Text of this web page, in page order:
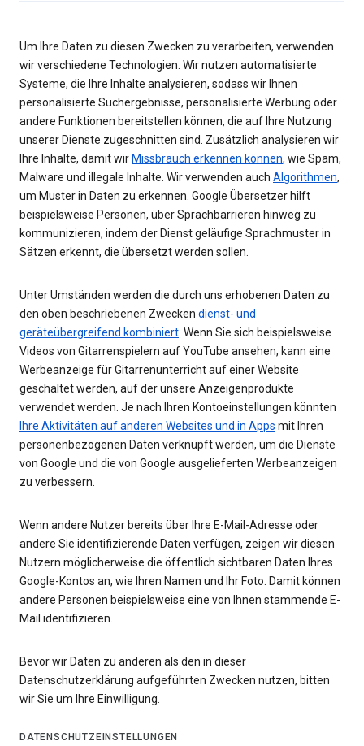
Um Ihre Daten zu diesen Zwecken zu verarbeiten, verwenden
wir verschiedene Technologien. Wir nutzen automatisierte
Systeme, die Ihre Inhalte analysieren, sodass wir Ihnen
personalisierte Suchergebnisse, personalisierte Werbung oder
andere Funktionen bereitstellen können, die auf Ihre Nutzung
unserer Dienste zugeschnitten sind. Zusätzlich analysieren wir
Ihre Inhalte, damit wir Missbrauch erkennen können, wie Spam,
Malware und illegale Inhalte. Wir verwenden auch Algorithmen,
um Muster in Daten zu erkennen. Google Übersetzer hilft
beispielsweise Personen, über Sprachbarrieren hinweg zu
kommunizieren, indem der Dienst geläufige Sprachmuster in
Sätzen erkennt, die übersetzt werden sollen.
Unter Umständen werden die durch uns erhobenen Daten zu
den oben beschriebenen Zwecken dienst- und
geräteübergreifend kombiniert . Wenn Sie sich beispielsweise
Videos von Gitarrenspielern auf YouTube ansehen, kann eine
Werbeanzeige für Gitarrenunterricht auf einer Website
geschaltet werden, auf der unsere Anzeigenprodukte
verwendet werden. Je nach Ihren Kontoeinstellungen könnten
Ihre Aktivitäten auf anderen Websites und in Apps mit Ihren
personenbezogenen Daten verknüpft werden, um die Dienste
von Google und die von Google ausgelieferten Werbeanzeigen
zu verbessern.
Wenn andere Nutzer bereits über Ihre E-Mail-Adresse oder
andere Sie identifizierende Daten verfügen, zeigen wir diesen
Nutzern möglicherweise die öffentlich sichtbaren Daten Ihres
Google-Kontos an, wie Ihren Namen und Ihr Foto. Damit können
andere Personen beispielsweise eine von Ihnen stammende E-
Mail identifizieren.
Bevor wir Daten zu anderen als den in dieser
Datenschutzerklärung aufgeführten Zwecken nutzen, bitten
wir Sie um Ihre Einwilligung.
DATENSCHUTZEINSTELLUNGEN